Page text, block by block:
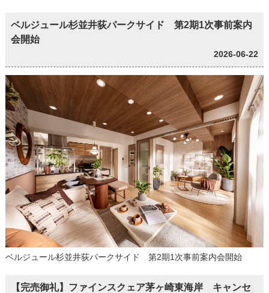
ベルジュール杉並井荻パークサイド 第2期1次事前案内
会開始
2026-06-22
ベルジュール杉並井荻パークサイド 第2期1次事前案内会開始
【完売御礼】ファインスクェア茅ヶ崎東海岸 キャンセ